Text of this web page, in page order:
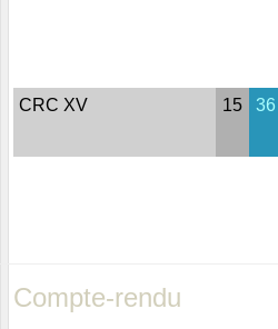
CRC XV 15 36
Compte-rendu